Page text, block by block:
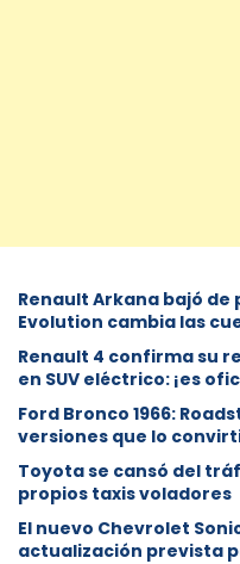
Renault Arkana bajó de
Evolution cambia las
Renault 4 confirma su
en SUV eléctrico: ¡es
Ford Bronco 1966:
versiones que lo
Toyota se cansó del
propios taxis voladores
El nuevo Chevrolet
actualización prevista